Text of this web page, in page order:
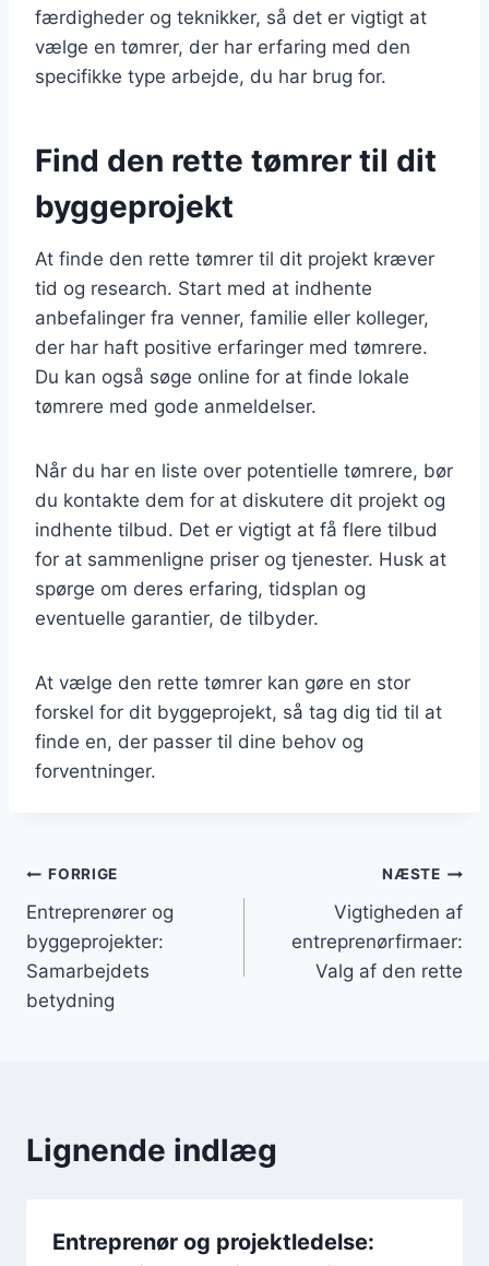
færdigheder og teknikker, så det er vigtigt at
vælge en tømrer, der har erfaring med den
specifikke type arbejde, du har brug for.
Find den rette tømrer til dit
byggeprojekt
At finde den rette tømrer til dit projekt kræver
tid og research. Start med at indhente
anbefalinger fra venner, familie eller kolleger,
der har haft positive erfaringer med tømrere.
Du kan også søge online for at finde lokale
tømrere med gode anmeldelser.
Når du har en liste over potentielle tømrere, bør
du kontakte dem for at diskutere dit projekt og
indhente tilbud. Det er vigtigt at få flere tilbud
for at sammenligne priser og tjenester. Husk at
spørge om deres erfaring, tidsplan og
eventuelle garantier, de tilbyder.
At vælge den rette tømrer kan gøre en stor
forskel for dit byggeprojekt, så tag dig tid til at
finde en, der passer til dine behov og
forventninger.
Indlægsnavigation
FORRIGE
Entreprenører og
byggeprojekter:
Samarbejdets
betydning
NÆSTE
Vigtigheden af
entreprenørfirmaer:
Valg af den rette
Lignende indlæg
Entreprenør og projektledelse: